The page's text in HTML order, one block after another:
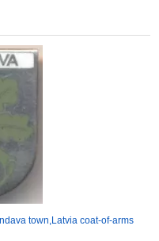
town,Latvia coat-of-arms